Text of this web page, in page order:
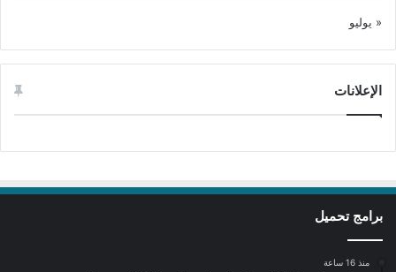
« يوليو
الإعلانات
برامج تحميل
منذ 16 ساعة